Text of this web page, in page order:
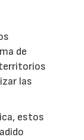
de
las
estos